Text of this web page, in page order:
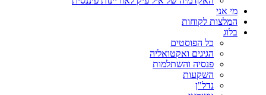
מי אני
המלצות לקוחות
בלוג
כל הפוסטים
הגיגים ואקטואליה
פנסיה והשתלמות
השקעות
נדל"ן